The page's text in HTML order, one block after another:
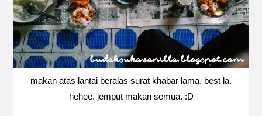
makan atas lantai beralas surat khabar lama. best la.
hehee. jemput makan semua. :D